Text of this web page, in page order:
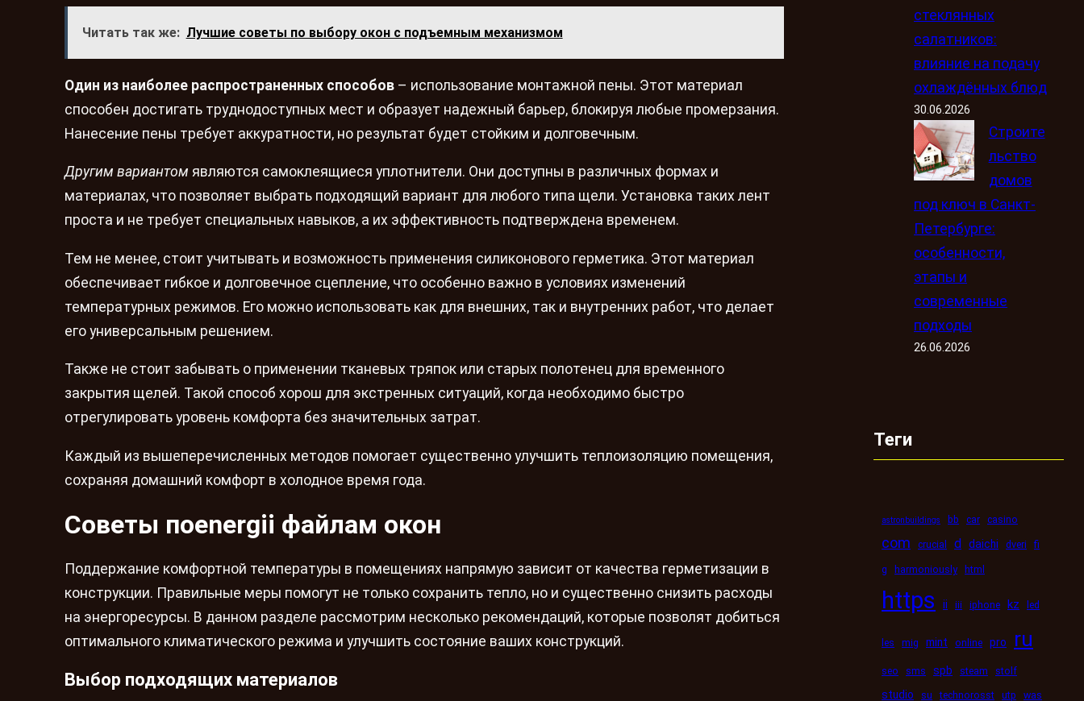
Читать так же: Лучшие советы по выбору окон с подъемным механизмом
Один из наиболее распространенных способов – использование монтажной пены. Этот материал
способен достигать труднодоступных мест и образует надежный барьер, блокируя любые промерзания.
Нанесение пены требует аккуратности, но результат будет стойким и долговечным.
Другим вариантом являются самоклеящиеся уплотнители. Они доступны в различных формах и
материалах, что позволяет выбрать подходящий вариант для любого типа щели. Установка таких лент
проста и не требует специальных навыков, а их эффективность подтверждена временем.
Тем не менее, стоит учитывать и возможность применения силиконового герметика. Этот материал
обеспечивает гибкое и долговечное сцепление, что особенно важно в условиях изменений
температурных режимов. Его можно использовать как для внешних, так и внутренних работ, что делает
его универсальным решением.
Также не стоит забывать о применении тканевых тряпок или старых полотенец для временного
закрытия щелей. Такой способ хорош для экстренных ситуаций, когда необходимо быстро
отрегулировать уровень комфорта без значительных затрат.
Каждый из вышеперечисленных методов помогает существенно улучшить теплоизоляцию помещения,
сохраняя домашний комфорт в холодное время года.
Советы поenergii файлам окон
Поддержание комфортной температуры в помещениях напрямую зависит от качества герметизации в
конструкции. Правильные меры помогут не только сохранить тепло, но и существенно снизить расходы
на энергоресурсы. В данном разделе рассмотрим несколько рекомендаций, которые позволят добиться
оптимального климатического режима и улучшить состояние ваших конструкций.
Выбор подходящих материалов
стеклянных
салатников:
влияние на подачу
охлаждённых блюд
30.06.2026
Строите
льство
домов
под ключ в Санкт-
Петербурге:
особенности,
этапы и
современные
подходы
26.06.2026
Теги
astronbuildings bb car casino
com crucial d daichi dveri fi
g harmoniously html
https ii iii iphone kz led
les mig mint online pro ru
seo sms spb steam stolf
studio su technorosst utp was